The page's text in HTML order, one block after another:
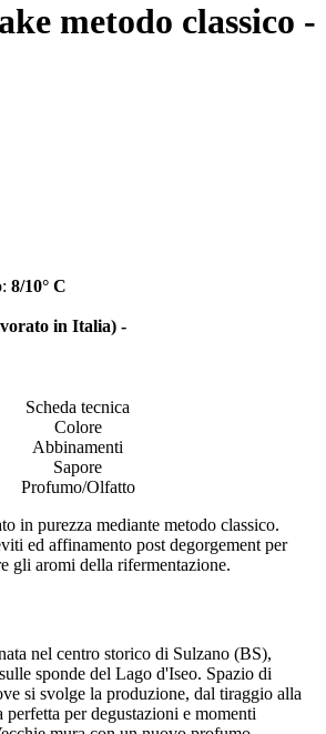
metodo classico -
8/10° C
in Italia) -
Scheda tecnica
Colore
Abbinamenti
Sapore
Profumo/Olfatto
in purezza mediante metodo classico.
ed affinamento post degorgement per
gli aromi della rifermentazione.
nel centro storico di Sulzano (BS),
sponde del Lago d'Iseo. Spazio di
si svolge la produzione, dal tiraggio alla
perfetta per degustazioni e momenti